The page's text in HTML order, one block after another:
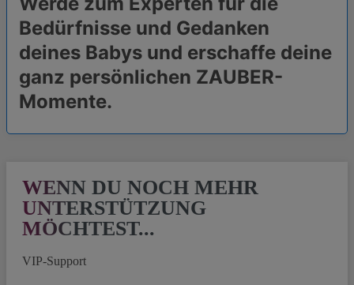
Bedürfnisse und Gedanken
deines Babys und erschaffe deine
ganz persönlichen ZAUBER-
Momente.
WENN DU NOCH MEHR
UNTERSTÜTZUNG
MÖCHTEST...
VIP-Support